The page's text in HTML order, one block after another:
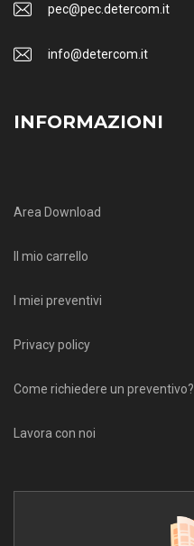
pec@pec.detercom.it
info@detercom.it
INFORMAZIONI
Area Download
Il mio carrello
I miei preventivi
Privacy policy
Come richiedere un preventivo?
Lavora con noi